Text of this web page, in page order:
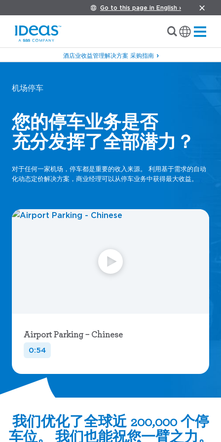
Go to this page in English ›
酒店业收益管理解决方案 采购指南
机场停车
您的停车业务是否
充分发挥了全部潜力？
对于任何一家机场，停车都是重要的收入来源。 利用基于需求的自动
化动态定价解决方案，商业经理可以从停车业务中获得最大收益。
Airport Parking – Chinese
0:54
我们优化了全球近 200,000 个停
车位。 我们也能祝您一臂之力。